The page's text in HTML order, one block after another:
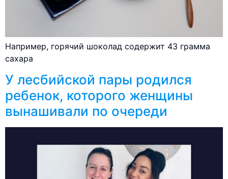
Например, горячий шоколад содержит 43 грамма
сахара
У лесбийской пары родился
ребенок, которого женщины
вынашивали по очереди